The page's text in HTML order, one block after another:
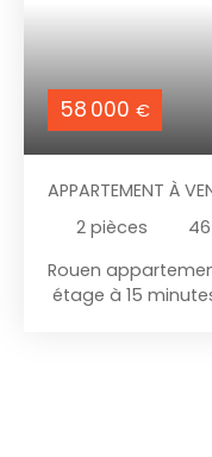
58 000 €
APPARTEMENT À
2 pièces 46
Rouen
étage à 15